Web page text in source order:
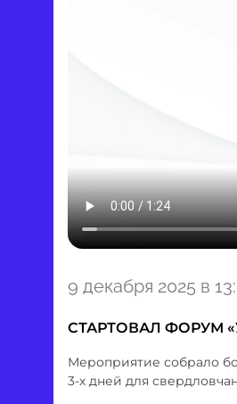
1
1
9 декабря 2025 в
СТАРТОВАЛ ФОРУМ
Мероприятие собрало
3-х дней для